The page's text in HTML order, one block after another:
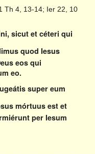
Th 4, 13-14; Ier 22, 10
sicut et céteri qui
quod Iesus
eos qui
eo.
super eum
mórtuus est et
per Iesum